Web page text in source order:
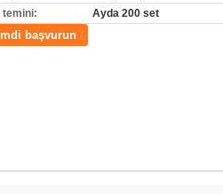
temini:
Ayda 200 set
başvurun